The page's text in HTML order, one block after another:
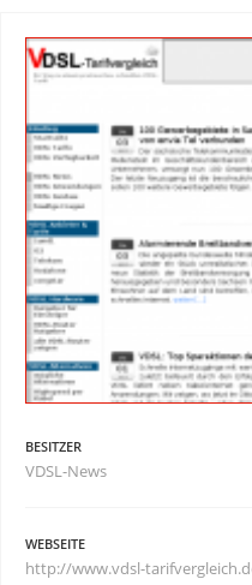
BESITZER
VDSL-News
WEBSEITE
http://www.vdsl-